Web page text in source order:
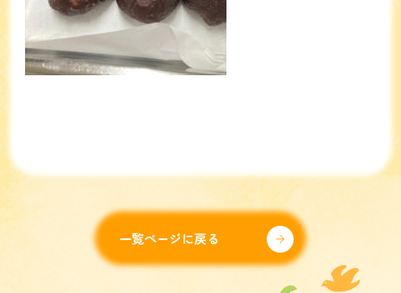
一覧ページに戻る